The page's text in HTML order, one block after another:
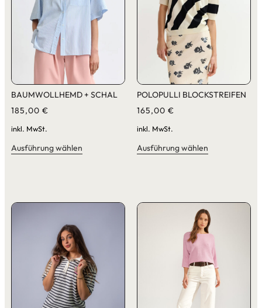
BAUMWOLLHEMD + SCHAL
185,00 €
inkl. MwSt.
Ausführung wählen
POLOPULLI BLOCKSTREIFEN
165,00 €
inkl. MwSt.
Ausführung wählen